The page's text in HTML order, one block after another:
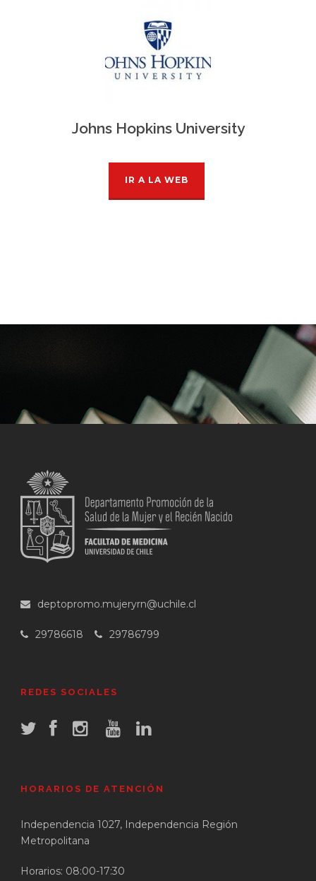
Johns Hopkins University
IR A LA WEB
deptopromo.mujeryrn@uchile.cl
29786618 29786799
REDES SOCIALES
HORARIOS DE ATENCIÓN
Independencia 1027, Independencia Región
Metropolitana
Horarios: 08:00-17:30